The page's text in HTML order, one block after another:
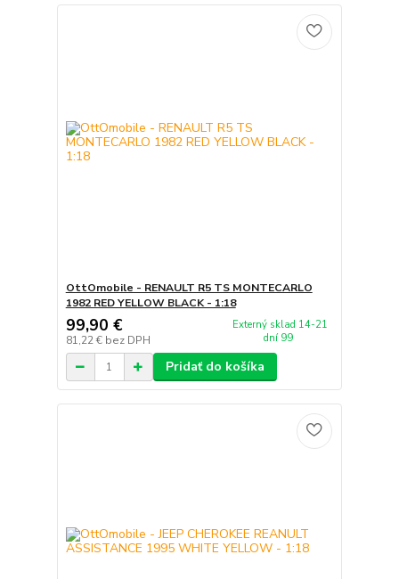
OttOmobile - RENAULT R5 TS MONTECARLO
1982 RED YELLOW BLACK - 1:18
99,90 €
81,22 € bez DPH
Externý sklad 14-21
dní 99
Pridať do košíka